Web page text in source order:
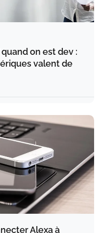
on est dev :
valent de
Alexa à